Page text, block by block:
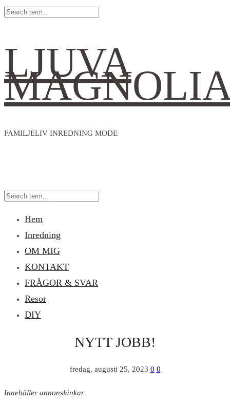
LJUVA
FAMILJELIV INREDNING MODE
Hem
Inredning
OM MIG
KONTAKT
FRÅGOR & SVAR
Resor
DIY
NYTT JOBB!
fredag, augusti 25, 2023 0 0
Innehåller annonslänkar